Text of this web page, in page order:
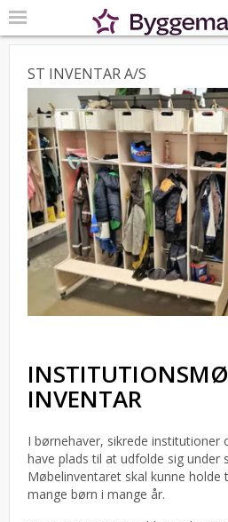
ST INVENTAR A/S
INVENTAR
I børnehaver, sikrede institutioner
have plads til at udfolde sig under
Møbelinventaret skal kunne holde
mange børn i mange år.